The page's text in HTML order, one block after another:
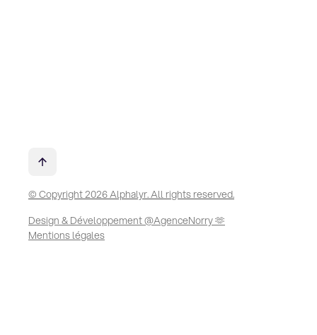
© Copyright 2026 Alphalyr. All rights reserved.
Design & Développement @AgenceNorry 🫶
Mentions légales